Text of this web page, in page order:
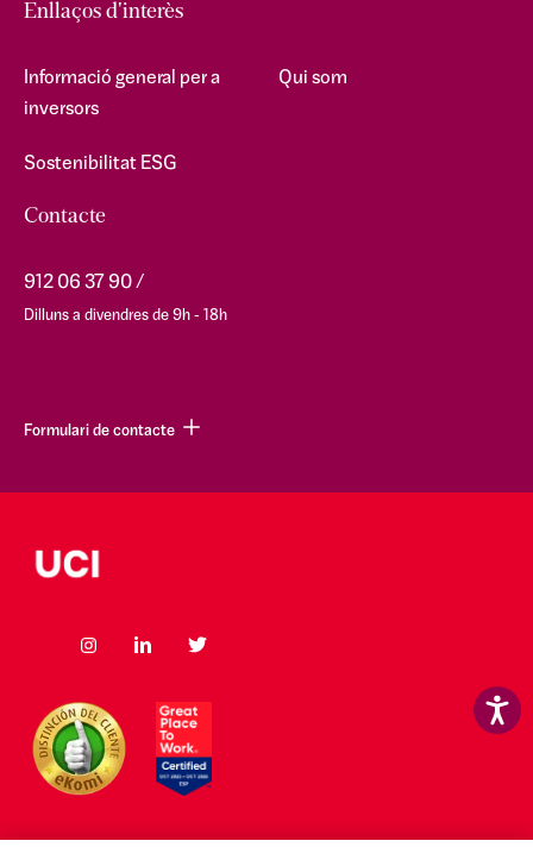
Enllaços d'interès
Informació general per a
inversors
Qui som
Sostenibilitat ESG
Contacte
912 06 37 90
Dilluns a divendres de 9h - 18h
Formulari de contacte